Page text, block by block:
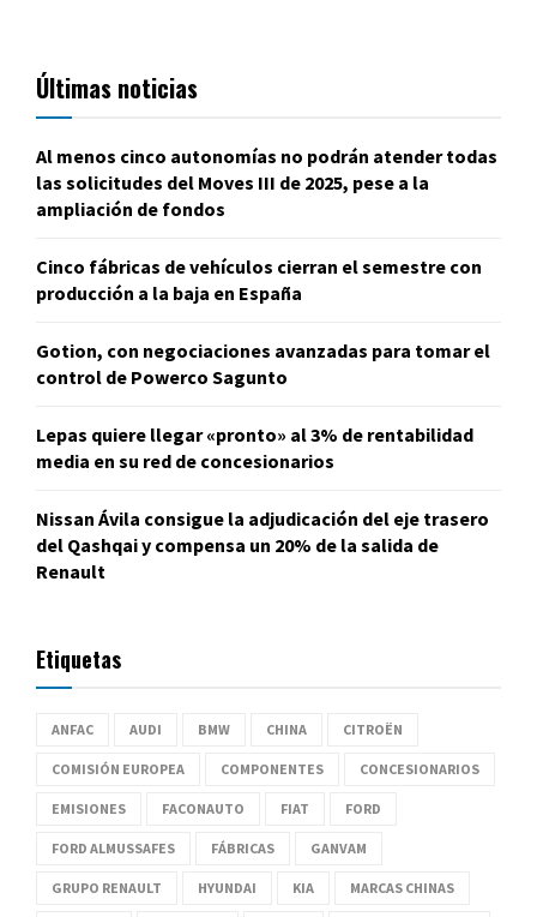
Últimas noticias
Al menos cinco autonomías no podrán atender todas
las solicitudes del Moves III de 2025, pese a la
ampliación de fondos
Cinco fábricas de vehículos cierran el semestre con
producción a la baja en España
Gotion, con negociaciones avanzadas para tomar el
control de Powerco Sagunto
Lepas quiere llegar «pronto» al 3% de rentabilidad
media en su red de concesionarios
Nissan Ávila consigue la adjudicación del eje trasero
del Qashqai y compensa un 20% de la salida de
Renault
Etiquetas
ANFAC AUDI BMW CHINA CITROËN
COMISIÓN EUROPEA COMPONENTES CONCESIONARIOS
EMISIONES FACONAUTO FIAT FORD
FORD ALMUSSAFES FÁBRICAS GANVAM
GRUPO RENAULT HYUNDAI KIA MARCAS CHINAS